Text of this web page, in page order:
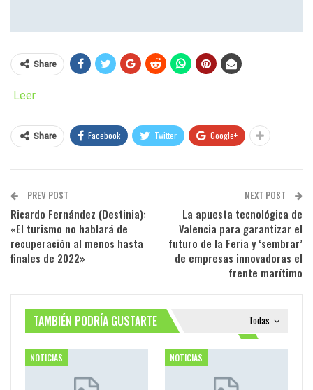
Share
Leer
Share Facebook Twitter Google+
PREV POST
Ricardo Fernández (Destinia):
«El turismo no hablará de
recuperación al menos hasta
finales de 2022»
NEXT POST
La apuesta tecnológica de
Valencia para garantizar el
futuro de la Feria y ‘sembrar’
de empresas innovadoras el
frente marítimo
Todas
TAMBIÉN PODRÍA GUSTARTE
NOTICIAS NOTICIAS